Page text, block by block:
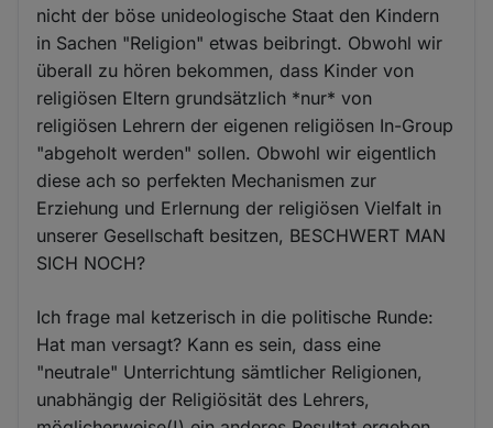
nicht der böse unideologische Staat den Kindern
in Sachen "Religion" etwas beibringt. Obwohl wir
überall zu hören bekommen, dass Kinder von
religiösen Eltern grundsätzlich *nur* von
religiösen Lehrern der eigenen religiösen In-Group
"abgeholt werden" sollen. Obwohl wir eigentlich
diese ach so perfekten Mechanismen zur
Erziehung und Erlernung der religiösen Vielfalt in
unserer Gesellschaft besitzen, BESCHWERT MAN
SICH NOCH?
Ich frage mal ketzerisch in die politische Runde:
Hat man versagt? Kann es sein, dass eine
"neutrale" Unterrichtung sämtlicher Religionen,
unabhängig der Religiösität des Lehrers,